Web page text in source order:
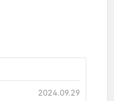
2024.09.29